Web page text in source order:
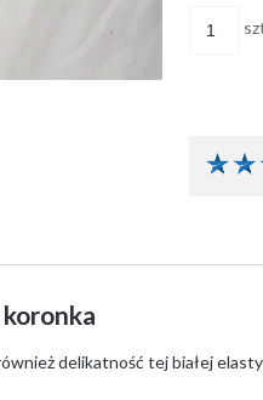
delikatność tej białej